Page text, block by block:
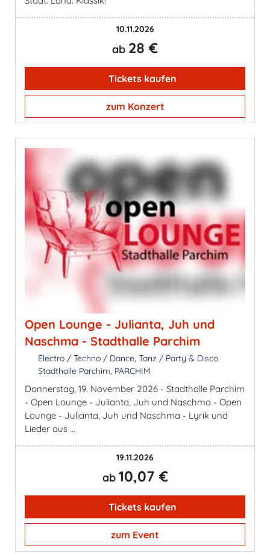
10.11.2026
ab 28 €
Tickets kaufen
zum Konzert
Open Lounge - Julianta, Juh und
Naschma - Stadthalle Parchim
Electro / Techno / Dance, Tanz / Party & Disco
Stadthalle Parchim, PARCHIM
Donnerstag, 19. November 2026 - Stadthalle Parchim
- Open Lounge - Julianta, Juh und Naschma - Open
Lounge - Julianta, Juh und Naschma - Lyrik und
Lieder aus ...
19.11.2026
ab 10,07 €
Tickets kaufen
zum Event